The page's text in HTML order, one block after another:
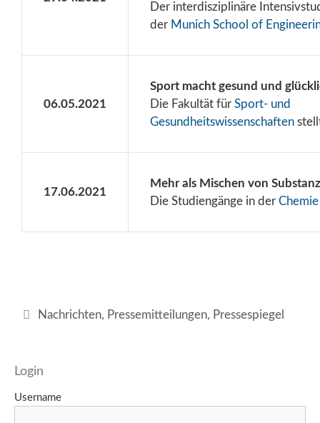
Der interdisziplinäre
der Munich School of
06.05.2021
Sport macht gesund und
Die Fakultät für Sport- und
Gesundheitswissenschaften
17.06.2021
Mehr als Mischen von
Die Studiengänge in der Chemie
Kategorien
Nachrichten, Pressemitteilungen, Pressespiegel
Login
Username